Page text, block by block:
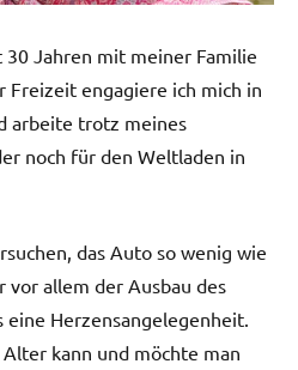
30 Jahren mit meiner Familie
Freizeit engagiere ich mich in
arbeite trotz meines
noch für den Weltladen in
das Auto so wenig wie
allem der Ausbau des
Herzensangelegenheit.
kann und möchte man